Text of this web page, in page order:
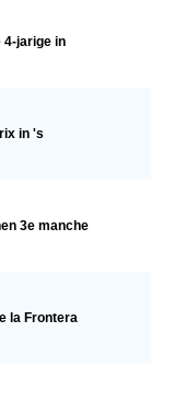
4-jarige in
in 's
3e manche
la Frontera